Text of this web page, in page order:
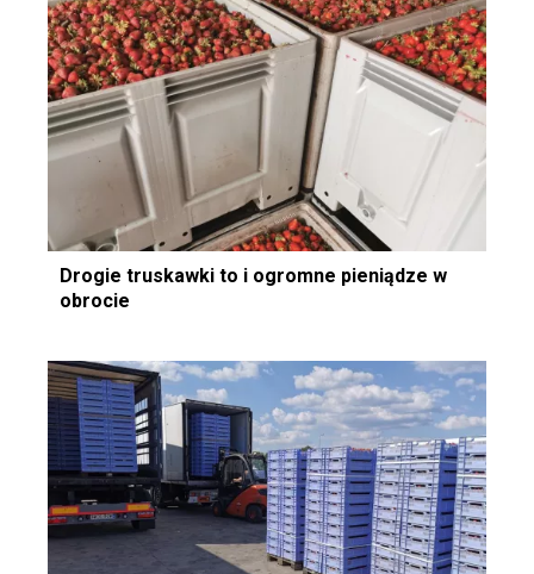
Drogie truskawki to i ogromne pieniądze w
obrocie